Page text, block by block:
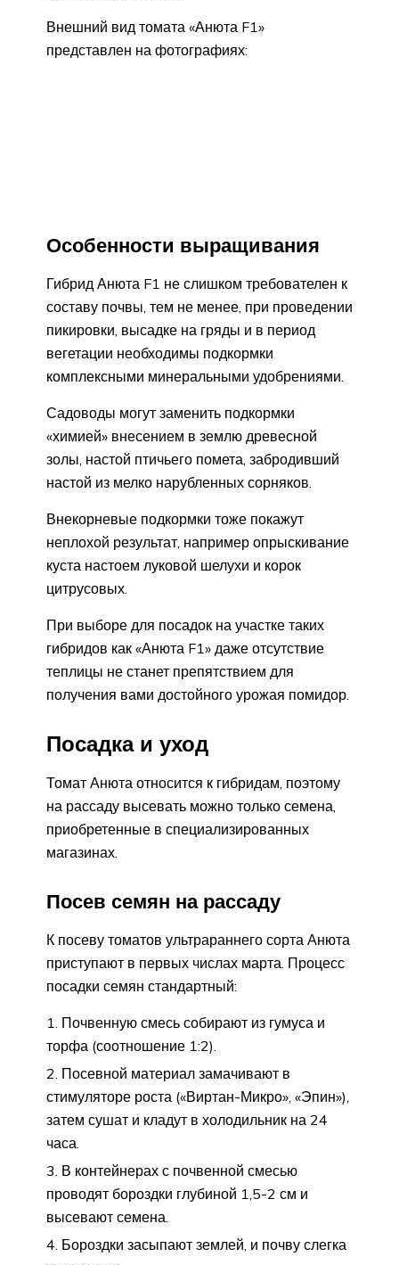
Внешний вид томата «Анюта F1»
представлен на фотографиях:
Особенности выращивания
Гибрид Анюта F1 не слишком требователен к
составу почвы, тем не менее, при проведении
пикировки, высадке на гряды и в период
вегетации необходимы подкормки
комплексными минеральными удобрениями.
Садоводы могут заменить подкормки
«химией» внесением в землю древесной
золы, настой птичьего помета, забродивший
настой из мелко нарубленных сорняков.
Внекорневые подкормки тоже покажут
неплохой результат, например опрыскивание
куста настоем луковой шелухи и корок
цитрусовых.
При выборе для посадок на участке таких
гибридов как «Анюта F1» даже отсутствие
теплицы не станет препятствием для
получения вами достойного урожая помидор.
Посадка и уход
Томат Анюта относится к гибридам, поэтому
на рассаду высевать можно только семена,
приобретенные в специализированных
магазинах.
Посев семян на рассаду
К посеву томатов ультрараннего сорта Анюта
приступают в первых числах марта. Процесс
посадки семян стандартный:
Почвенную смесь собирают из гумуса и
торфа (соотношение 1:2).
Посевной материал замачивают в
стимуляторе роста («Виртан-Микро», «Эпин»),
затем сушат и кладут в холодильник на 24
часа.
В контейнерах с почвенной смесью
проводят бороздки глубиной 1,5-2 см и
высевают семена.
Бороздки засыпают землей, и почву слегка